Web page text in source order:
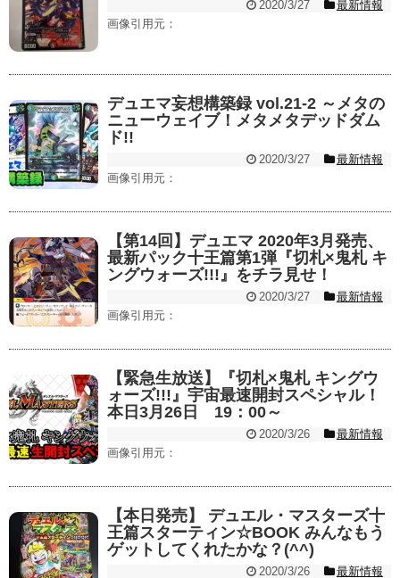
2020/3/27
最新情報
画像引用元：
デュエマ妄想構築録 vol.21-2 ～メタの
ニューウェイブ！メタメタデッドダム
ド!!
2020/3/27
最新情報
画像引用元：
【第14回】デュエマ 2020年3月発売、
最新パック十王篇第1弾『切札×鬼札 キ
ングウォーズ!!!』をチラ見せ！
2020/3/27
最新情報
画像引用元：
【緊急生放送】『切札×鬼札 キングウ
ォーズ!!!』宇宙最速開封スペシャル！
本日3月26日 19：00～
2020/3/26
最新情報
画像引用元：
【本日発売】 デュエル・マスターズ十
王篇スターティン☆BOOK みんなもう
ゲットしてくれたかな？(^^)
2020/3/26 最新情報